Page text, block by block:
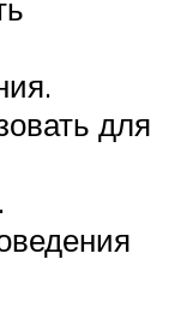
для